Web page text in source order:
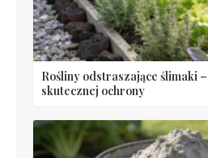
Rośliny odstraszające ślimaki
skutecznej ochrony